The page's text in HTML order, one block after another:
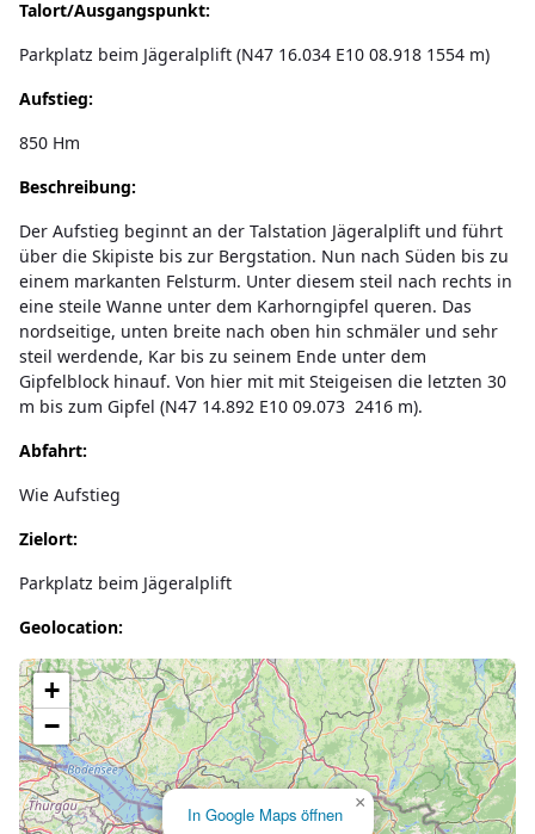
Talort/Ausgangspunkt:
Parkplatz beim Jägeralplift (N47 16.034 E10 08.918 1554 m)
Aufstieg:
850 Hm
Beschreibung:
Der Aufstieg beginnt an der Talstation Jägeralplift und führt
über die Skipiste bis zur Bergstation. Nun nach Süden bis zu
einem markanten Felsturm. Unter diesem steil nach rechts in
eine steile Wanne unter dem Karhorngipfel queren. Das
nordseitige, unten breite nach oben hin schmäler und sehr
steil werdende, Kar bis zu seinem Ende unter dem
Gipfelblock hinauf. Von hier mit mit Steigeisen die letzten 30
m bis zum Gipfel (N47 14.892 E10 09.073 2416 m).
Abfahrt:
Wie Aufstieg
Zielort:
Parkplatz beim Jägeralplift
Geolocation:
Lade Karte...
In Google Maps öffnen
×
+
−